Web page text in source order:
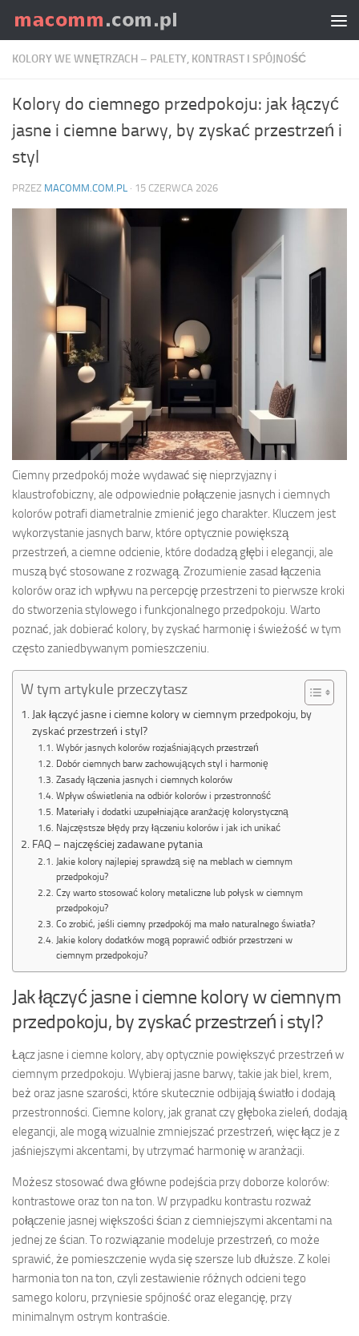
Skip to content
KOLORY WE WNĘTRZACH – PALETY, KONTRAST I SPÓJNOŚĆ
Kolory do ciemnego przedpokoju: jak łączyć
jasne i ciemne barwy, by zyskać przestrzeń i
styl
PRZEZ MACOMM.COM.PL · 15 CZERWCA 2026
Ciemny przedpokój może wydawać się nieprzyjazny i
klaustrofobiczny, ale odpowiednie połączenie jasnych i ciemnych
kolorów potrafi diametralnie zmienić jego charakter. Kluczem jest
wykorzystanie jasnych barw, które optycznie powiększą
przestrzeń, a ciemne odcienie, które dodadzą głębi i elegancji, ale
muszą być stosowane z rozwagą. Zrozumienie zasad łączenia
kolorów oraz ich wpływu na percepcję przestrzeni to pierwsze kroki
do stworzenia stylowego i funkcjonalnego przedpokoju. Warto
poznać, jak dobierać kolory, by zyskać harmonię i świeżość w tym
często zaniedbywanym pomieszczeniu.
W tym artykule przeczytasz
Jak łączyć jasne i ciemne kolory w ciemnym przedpokoju, by
zyskać przestrzeń i styl?
Wybór jasnych kolorów rozjaśniających przestrzeń
Dobór ciemnych barw zachowujących styl i harmonię
Zasady łączenia jasnych i ciemnych kolorów
Wpływ oświetlenia na odbiór kolorów i przestronność
Materiały i dodatki uzupełniające aranżację kolorystyczną
Najczęstsze błędy przy łączeniu kolorów i jak ich unikać
FAQ – najczęściej zadawane pytania
Jakie kolory najlepiej sprawdzą się na meblach w ciemnym
przedpokoju?
Czy warto stosować kolory metaliczne lub połysk w ciemnym
przedpokoju?
Co zrobić, jeśli ciemny przedpokój ma mało naturalnego światła?
Jakie kolory dodatków mogą poprawić odbiór przestrzeni w
ciemnym przedpokoju?
Jak łączyć jasne i ciemne kolory w ciemnym
przedpokoju, by zyskać przestrzeń i styl?
Łącz jasne i ciemne kolory, aby optycznie powiększyć przestrzeń w
ciemnym przedpokoju. Wybieraj jasne barwy, takie jak biel, krem,
beż oraz jasne szarości, które skutecznie odbijają światło i dodają
przestronności. Ciemne kolory, jak granat czy głęboka zieleń, dodają
elegancji, ale mogą wizualnie zmniejszać przestrzeń, więc łącz je z
jaśniejszymi akcentami, by utrzymać harmonię w aranżacji.
Możesz stosować dwa główne podejścia przy doborze kolorów:
kontrastowe oraz ton na ton. W przypadku kontrastu rozważ
połączenie jasnej większości ścian z ciemniejszymi akcentami na
jednej ze ścian. To rozwiązanie modeluje przestrzeń, co może
sprawić, że pomieszczenie wyda się szersze lub dłuższe. Z kolei
harmonia ton na ton, czyli zestawienie różnych odcieni tego
samego koloru, przyniesie spójność oraz elegancję, przy
minimalnym ostrym kontraście.